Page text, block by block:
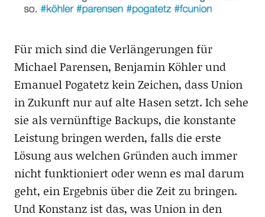
Für mich sind die Verlängerungen für
Michael Parensen, Benjamin Köhler und
Emanuel Pogatetz kein Zeichen, dass Union
in Zukunft nur auf alte Hasen setzt. Ich sehe
sie als vernünftige Backups, die konstante
Leistung bringen werden, falls die erste
Lösung aus welchen Gründen auch immer
nicht funktioniert oder wenn es mal darum
geht, ein Ergebnis über die Zeit zu bringen.
Und Konstanz ist das, was Union in den